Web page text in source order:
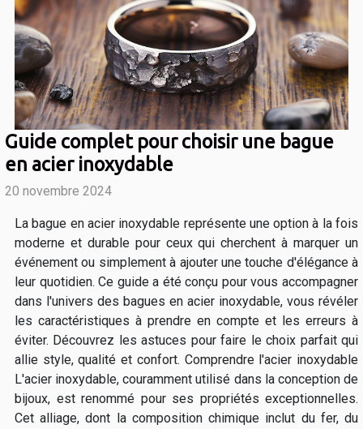
Guide complet pour choisir une bague
en acier inoxydable
20 novembre 2024
La bague en acier inoxydable représente une option à la fois
moderne et durable pour ceux qui cherchent à marquer un
événement ou simplement à ajouter une touche d'élégance à
leur quotidien. Ce guide a été conçu pour vous accompagner
dans l'univers des bagues en acier inoxydable, vous révéler
les caractéristiques à prendre en compte et les erreurs à
éviter. Découvrez les astuces pour faire le choix parfait qui
allie style, qualité et confort. Comprendre l'acier inoxydable
L'acier inoxydable, couramment utilisé dans la conception de
bijoux, est renommé pour ses propriétés exceptionnelles.
Cet alliage, dont la composition chimique inclut du fer, du